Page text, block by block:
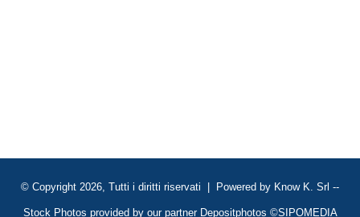
© Copyright 2026, Tutti i diritti riservati | Powered by Know K. Srl --
Stock Photos provided by our partner Depositphotos ©SIPOMEDIA